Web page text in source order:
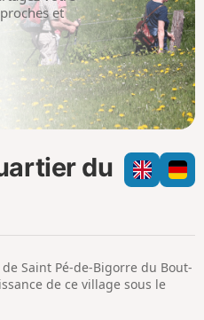
p
et
du
Saint Pé-de-Bigorre du Bout-
de ce village sous le